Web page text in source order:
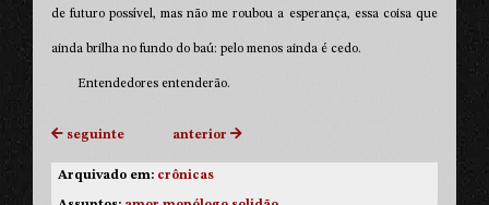
de futuro possível, mas não me roubou a esperança, essa coisa que
ainda brilha no fundo do baú: pelo menos ainda é cedo.
Entendedores entenderão.
seguinte anterior
Arquivado em: crônicas